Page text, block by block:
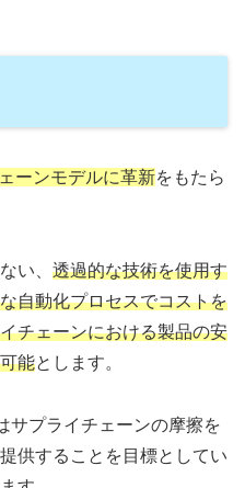
ーンモデルに革新をもたら
い、 透過的な技術を使用す
自動化プロセスでコストを
チェーンにおける製品の安
能とします。
サプライチェーンの摩擦を
供することを目標としてい